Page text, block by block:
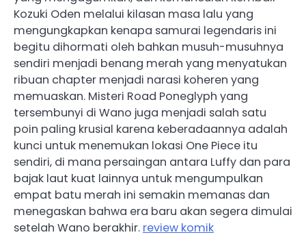
Kozuki Oden melalui kilasan masa lalu yang
mengungkapkan kenapa samurai legendaris ini
begitu dihormati oleh bahkan musuh-musuhnya
sendiri menjadi benang merah yang menyatukan
ribuan chapter menjadi narasi koheren yang
memuaskan. Misteri Road Poneglyph yang
tersembunyi di Wano juga menjadi salah satu
poin paling krusial karena keberadaannya adalah
kunci untuk menemukan lokasi One Piece itu
sendiri, di mana persaingan antara Luffy dan para
bajak laut kuat lainnya untuk mengumpulkan
empat batu merah ini semakin memanas dan
menegaskan bahwa era baru akan segera dimulai
setelah Wano berakhir. review komik